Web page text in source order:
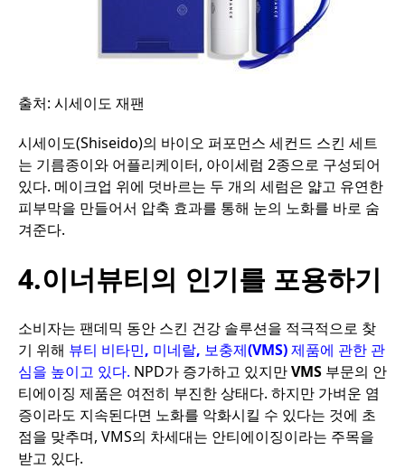
출처: 시세이도 재팬
시세이도(Shiseido)의 바이오 퍼포먼스 세컨드 스킨 세트
는 기름종이와 어플리케이터, 아이세럼 2종으로 구성되어
있다. 메이크업 위에 덧바르는 두 개의 세럼은 얇고 유연한
피부막을 만들어서 압축 효과를 통해 눈의 노화를 바로 숨
겨준다.
4.이너뷰티의 인기를 포용하기
소비자는 팬데믹 동안 스킨 건강 솔루션을 적극적으로 찾
기 위해 뷰티 비타민, 미네랄, 보충제(VMS)제품에 관한 관
심을 높이고 있다. NPD가 증가하고 있지만VMS 부문의 안
티에이징 제품은 여전히 부진한상태다. 하지만 가벼운 염
증이라도 지속된다면 노화를 악화시킬 수 있다는 것에 초
점을 맞추며, VMS의 차세대는 안티에이징이라는 주목을
받고 있다.